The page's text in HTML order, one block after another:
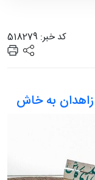
کد خبر: 518279